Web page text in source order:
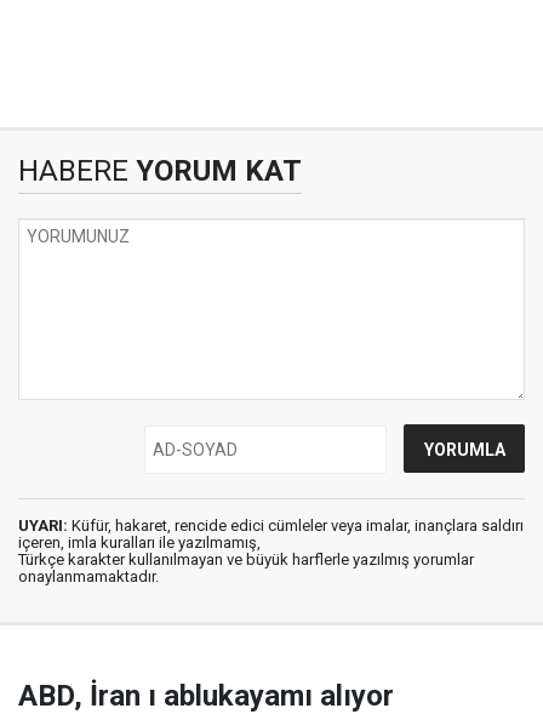
HABERE YORUM KAT
UYARI: Küfür, hakaret, rencide edici cümleler veya imalar, inançlara saldırı
içeren, imla kuralları ile yazılmamış,
Türkçe karakter kullanılmayan ve büyük harflerle yazılmış yorumlar
onaylanmamaktadır.
ABD, İran ı ablukayamı alıyor